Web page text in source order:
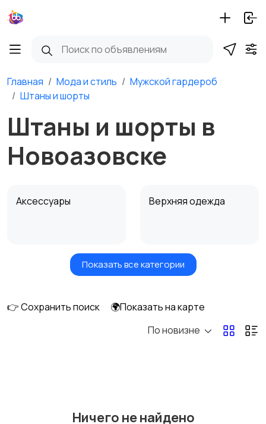
Главная Мода и стиль
Мужской гардероб
Штаны и шорты
Штаны и шорты в
Новоазовске
Аксессуары Верхняя одежда
Головные уборы Домашняя одежда
Нижнее белье
Показать все категории
👉 Сохранить поиск
🌍Показать на карте
По новизне
Ничего не найдено